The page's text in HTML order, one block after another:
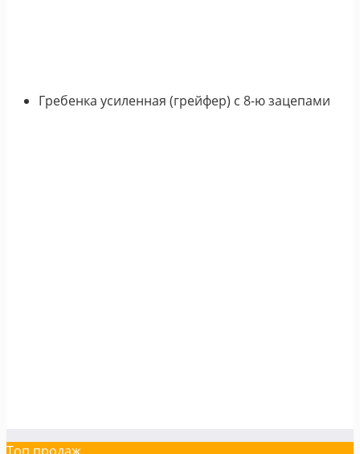
Гребенка усиленная (грейфер) с 8-ю зацепами